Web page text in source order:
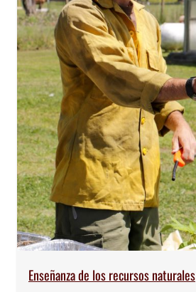
Enseñanza de los recursos naturales